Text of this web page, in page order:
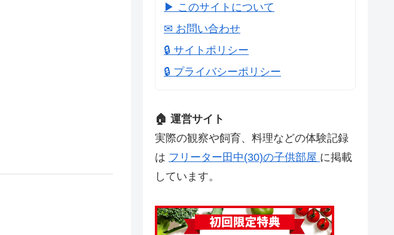
▶ このサイトについて
✉ お問い合わせ
🔒 サイトポリシー
🔒 プライバシーポリシー
🏠 運営サイト
実際の観察や飼育、料理などの体験記録
は フリーター田中(30)の子供部屋 に掲載
しています。